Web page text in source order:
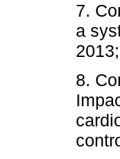
7.
a
8.